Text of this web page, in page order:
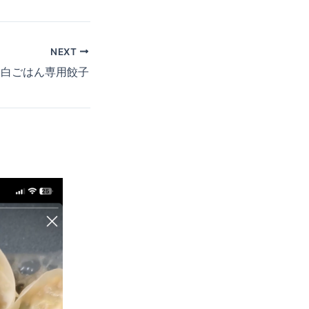
NEXT
白ごはん専用餃子